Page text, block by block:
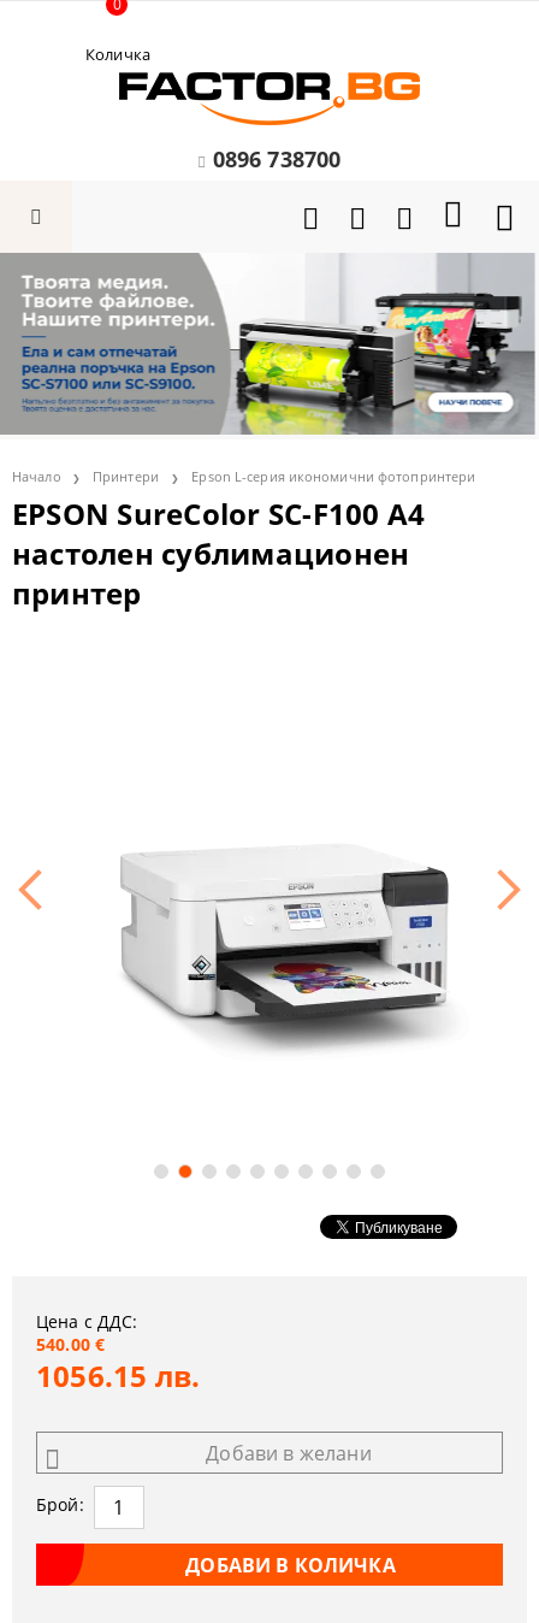
Количка
0
0896 738700
Начало Принтери Epson L-серия икономични фотопринтери
EPSON SureColor SC-F100 A4
настолен сублимационен
принтер
Цена с ДДС:
540.00 €
1056.15 лв.
Добави в желани
Брой: